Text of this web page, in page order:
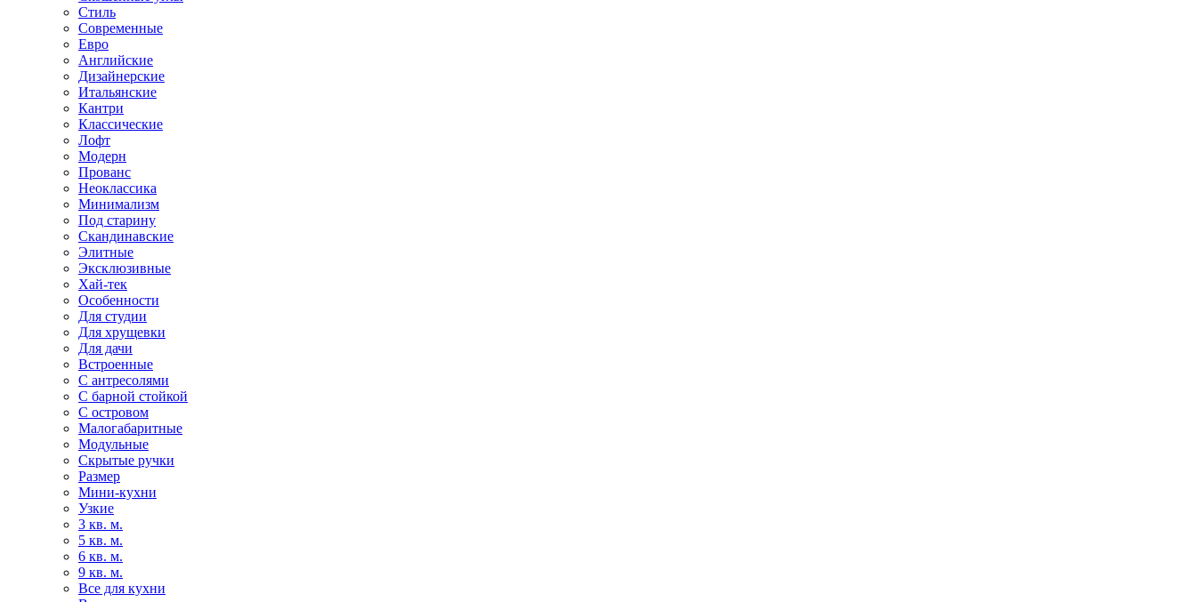
Стиль
Современные
Евро
Английские
Дизайнерские
Итальянские
Кантри
Классические
Лофт
Модерн
Прованс
Неоклассика
Минимализм
Под старину
Скандинавские
Элитные
Эксклюзивные
Хай-тек
Особенности
Для студии
Для хрущевки
Для дачи
Встроенные
С антресолями
С барной стойкой
С островом
Малогабаритные
Модульные
Скрытые ручки
Размер
Мини-кухни
Узкие
3 кв. м.
5 кв. м.
6 кв. м.
9 кв. м.
Все для кухни